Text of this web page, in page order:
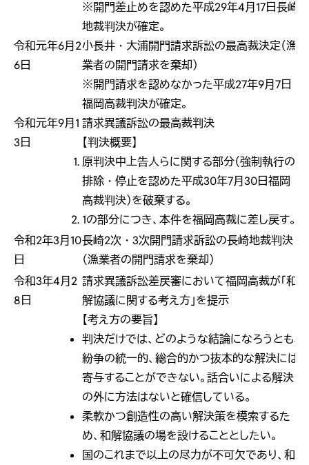
※開門差止めを認めた平成29年4月17日長崎
地裁判決が確定。
令和元年6月2
6日
小長井・大浦開門請求訴訟の最高裁決定（漁
業者の開門請求を棄却）
※開門請求を認めなかった平成27年9月7日
福岡高裁判決が確定。
令和元年9月1
3日
請求異議訴訟の最高裁判決
【判決概要】
原判決中上告人らに関する部分（強制執行の
排除・停止を認めた平成30年7月30日福岡
高裁判決）を破棄する。
1の部分につき、本件を福岡高裁に差し戻す。
令和2年3月10
日
長崎2次・3次開門請求訴訟の長崎地裁判決
（漁業者の開門請求を棄却）
令和3年4月2
8日
請求異議訴訟差戻審において福岡高裁が「和
解協議に関する考え方」を提示
【考え方の要旨】
判決だけでは、どのような結論になろうとも、
紛争の統一的、総合的かつ抜本的な解決には
寄与することができない。話合いによる解決
の外に方法はないと確信している。
柔軟かつ創造性の高い解決策を模索するた
め、和解協議の場を設けることとしたい。
国のこれまで以上の尽力が不可欠であり、和